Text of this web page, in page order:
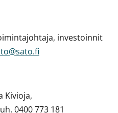
investoinnit
Kivioja,
0400 773 181